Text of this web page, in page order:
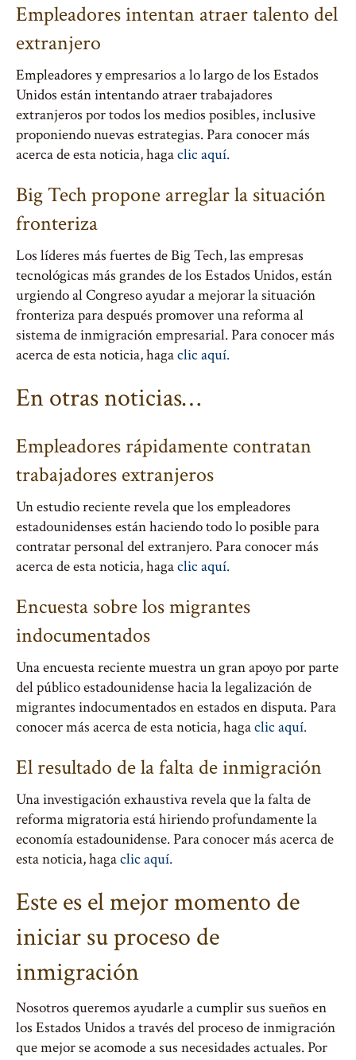
Empleadores intentan atraer talento del
extranjero
Empleadores y empresarios a lo largo de los Estados
Unidos están intentando atraer trabajadores
extranjeros por todos los medios posibles, inclusive
proponiendo nuevas estrategias. Para conocer más
acerca de esta noticia, hagaclic aquí.
Big Tech propone arreglar la situación
fronteriza
Los líderes más fuertes de Big Tech, las empresas
tecnológicas más grandes de los Estados Unidos, están
urgiendo al Congreso ayudar a mejorar la situación
fronteriza para después promover una reforma al
sistema de inmigración empresarial. Para conocer más
acerca de esta noticia, hagaclic aquí.
En otras noticias…
Empleadores rápidamente contratan
trabajadores extranjeros
Un estudio reciente revela que los empleadores
estadounidenses están haciendo todo lo posible para
contratar personal del extranjero. Para conocer más
acerca de esta noticia, hagaclic aquí.
Encuesta sobre los migrantes
indocumentados
Una encuesta reciente muestra un gran apoyo por parte
del público estadounidense hacia la legalización de
migrantes indocumentados en estados en disputa. Para
conocer más acerca de esta noticia, hagaclic aquí.
El resultado de la falta de inmigración
Una investigación exhaustiva revela que la falta de
reforma migratoria está hiriendo profundamente la
economía estadounidense. Para conocer más acerca de
esta noticia, hagaclic aquí.
Este es el mejor momento de
iniciar su proceso de
inmigración
Nosotros queremos ayudarle a cumplir sus sueños en
los Estados Unidos a través del proceso de inmigración
que mejor se acomode a sus necesidades actuales. Por